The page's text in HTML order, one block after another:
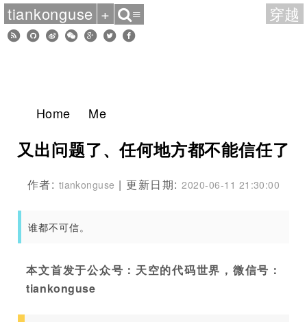
Home Me
又出问题了、任何地方都不能信任了
作者: tiankonguse | 更新日期:2020-06-11 21:30:00
谁都不可信。
本文首发于公众号：天空的代码世界，微信号：
tiankonguse
tiankonguse + ≡ 穿越